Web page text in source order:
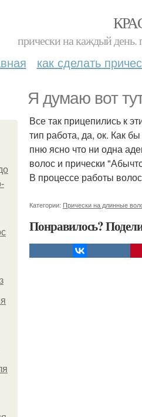
прически на каждый день.
как сделать
Я думаю вот
Все так прицепились к
тип работа, да, ок. Как
пню ясно что ни одна
волос и прически
В процессе работы
Категории: Прически на длинные
Понравилось?